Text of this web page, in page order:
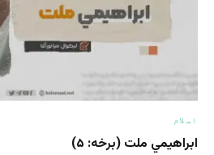
اسلام
ابراهيمي ملت (برخه: ۵)